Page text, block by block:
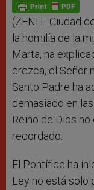
(ZENIT- Ciudad
la homilía de la
Marta, ha
crezca, el Señor
Santo Padre ha
demasiado en
Reino de Dios no
recordado.
El Pontífice ha
Ley no está solo